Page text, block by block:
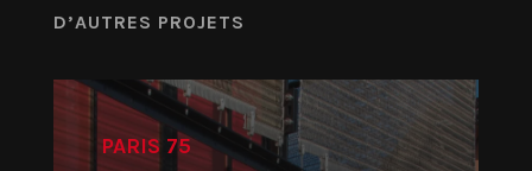
D’AUTRES PROJETS
PARIS 75